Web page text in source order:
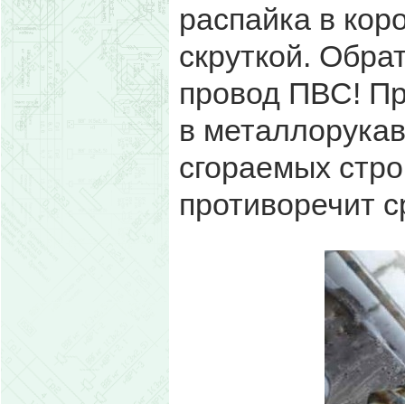
распайка в
скруткой.
провод ПВС!
в
сгораемых
противоречит